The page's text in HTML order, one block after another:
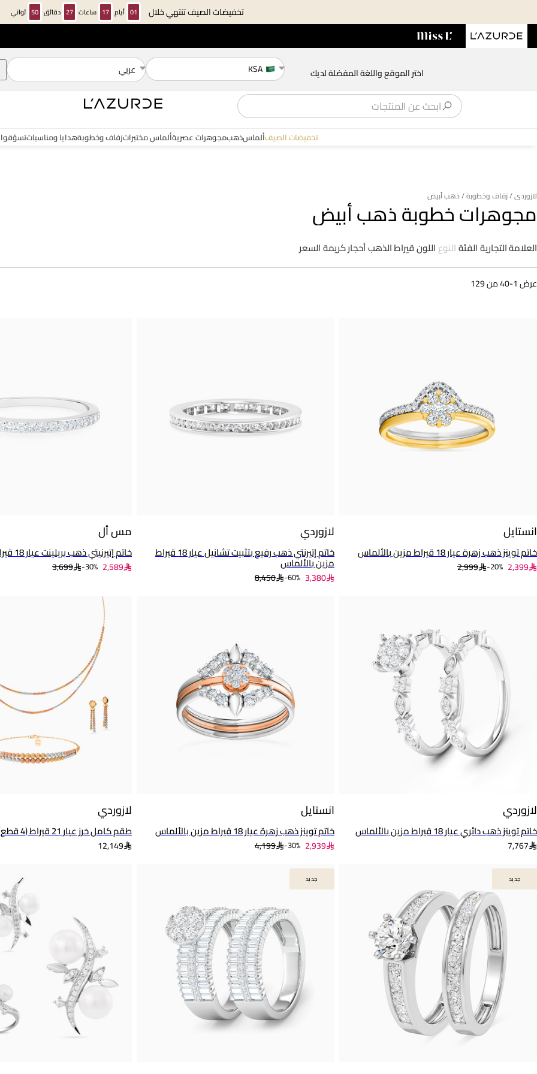
تخفيضات الصيف تنتهي خلال 01 أيام 17 ساعات 27 دقائق 48 ثواني
اختر الموقع واللغة المفضلة لديك KSA عربي
تخفيضات الصيفألماسذهبمجوهرات عصريةألماس مختبراتزفاف وخطوبةهدايا ومناسبات
مجوهرات خطوبة ذهب أبيض
لازوردى/ زفاف وخطوبة/ ذهب أبيض
عرض 1-40 من 129
العلامة التجاريةالفئةالنوع اللونقيراط الذهبأحجار كريمةالسعر
انستايل
خاتم توينز ذهب زهرة عيار 18 قيراط مزين بالألماس
2,999 20%- 2,399
لازوردي
خاتم إتيرنتي ذهب رفيع بتثبيت تشانيل عيار 18 قيراط
مزين بالألماس
8,450 60%- 3,380
مس أل
خاتم إتيرنيتي ذهب بريلينت عيار 18 قيراط مزين بالألماس
3,699 30%- 2,589
لازوردي
خاتم توينز ذهب دائري عيار 18 قيراط مزين بالألماس
7,767
انستايل
خاتم توينز ذهب زهرة عيار 18 قيراط مزين بالألماس
4,199 30%- 2,939
لازوردي
طقم كامل خرز عيار 21 قيراط (4 قطع)
12,149
جديد
جديد جديد
جديد